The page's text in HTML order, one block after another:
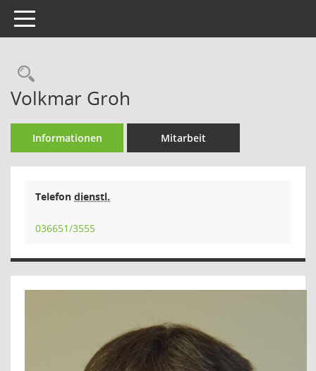
Toggle navigation
Rechercheauswahl
Volkmar Groh
Informationen Mitarbeit
Telefon dienstl.
036651/3555